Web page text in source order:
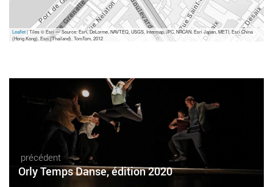
Leaflet| Tiles © Esri — Source: Esri, DeLorme, NAVTEQ, USGS, Intermap, iPC, NRCAN, Esri Japan, METI, Esri China
(Hong Kong), Esri (Thailand), TomTom, 2012
précédent
Orly Temps Danse, édition 2020